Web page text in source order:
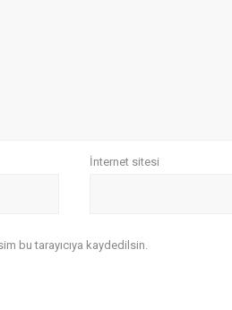
İnternet sitesi
bu tarayıcıya kaydedilsin.